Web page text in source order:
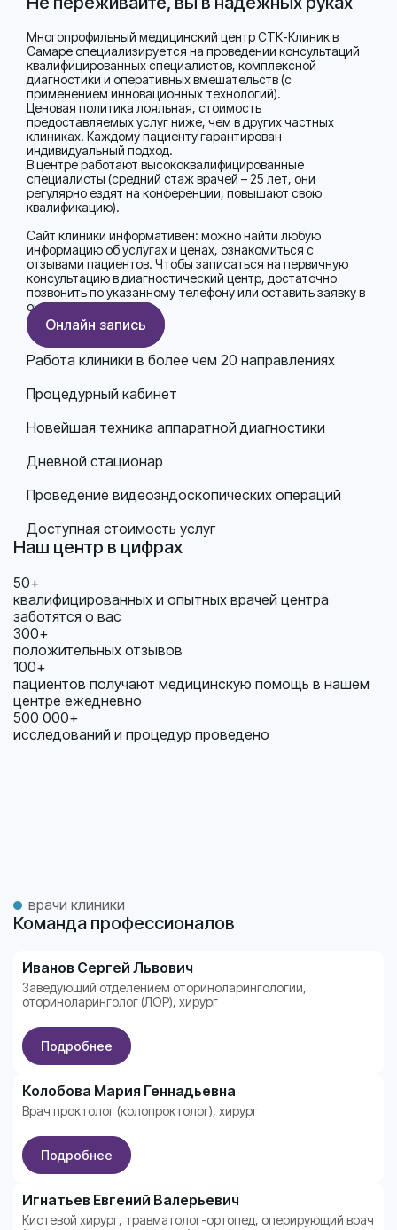
Многопрофильный медицинский центр СТК-Клиник в
Самаре специализируется на проведении консультаций
квалифицированных специалистов, комплексной
диагностики и оперативных вмешательств (с
применением инновационных технологий).
Ценовая политика лояльная, стоимость
предоставляемых услуг ниже, чем в других частных
клиниках. Каждому пациенту гарантирован
индивидуальный подход.
В центре работают высококвалифицированные
специалисты (средний стаж врачей – 25 лет, они
регулярно ездят на конференции, повышают свою
квалификацию).
Сайт клиники информативен: можно найти любую
информацию об услугах и ценах, ознакомиться с
отзывами пациентов. Чтобы записаться на первичную
консультацию в диагностический центр, достаточно
позвонить по указанному телефону или оставить заявку в
онлайн-режиме.
Онлайн запись
Работа клиники в более чем 20 направлениях
Процедурный кабинет
Новейшая техника аппаратной диагностики
Дневной стационар
Проведение видеоэндоскопических операций
Доступная стоимость услуг
Наш центр в цифрах
50+
квалифицированных и опытных врачей центра
заботятся о вас
300+
положительных отзывов
100+
пациентов получают медицинскую помощь в нашем
центре ежедневно
500 000+
исследований и процедур проведено
Команда профессионалов
врачи клиники
Высшая категория
Иванов Сергей Львович
Заведующий отделением оториноларингологии,
оториноларинголог (ЛОР), хирург
Подробнее
Высшая категория
Колобова Мария Геннадьевна
Врач проктолог (колопроктолог), хирург
Подробнее
Высшая категория
Игнатьев Евгений Валерьевич
Кистевой хирург, травматолог-ортопед, оперирующий врач